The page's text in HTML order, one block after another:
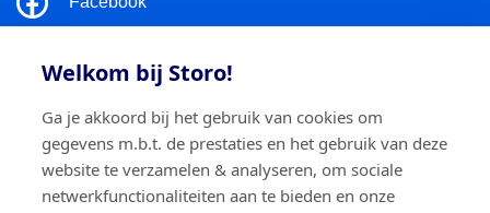
Welkom bij Storo!
Ga je akkoord bij het gebruik van cookies om
gegevens m.b.t. de prestaties en het gebruik van deze
website te verzamelen & analyseren, om sociale
netwerkfunctionaliteiten aan te bieden en onze
TikTok